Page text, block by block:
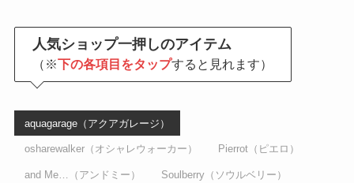
人気ショップ一押しのアイテム
（※下の各項目をタップすると見れます）
aquagarage（アクアガレージ）
osharewalker（オシャレウォーカー） Pierrot（ピエロ）
and Me…（アンドミー） Soulberry（ソウルベリー）